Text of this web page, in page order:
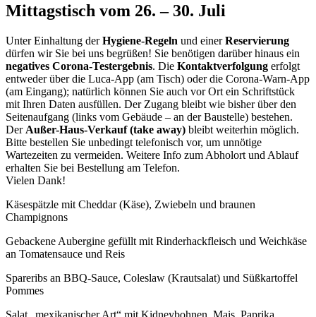
Mittagstisch vom 26. – 30. Juli
Unter Einhaltung derHygiene-Regeln und einerReservierung
dürfen wir Sie bei uns begrüßen! Sie benötigen darüber hinaus ein
negatives Corona-Testergebnis. Die Kontaktverfolgung erfolgt
entweder über die Luca-App (am Tisch) oder die Corona-Warn-App
(am Eingang); natürlich können Sie auch vor Ort ein Schriftstück
mit Ihren Daten ausfüllen. Der Zugang bleibt wie bisher über den
Seitenaufgang (links vom Gebäude – an der Baustelle) bestehen.
Der Außer-Haus-Verkauf (take away) bleibt weiterhin möglich.
Bitte bestellen Sie unbedingt telefonisch vor, um unnötige
Wartezeiten zu vermeiden. Weitere Info zum Abholort und Ablauf
erhalten Sie bei Bestellung am Telefon.
Vielen Dank!
Käsespätzle mit Cheddar (Käse), Zwiebeln und braunen
Champignons
Gebackene Aubergine gefüllt mit Rinderhackfleisch und Weichkäse
an Tomatensauce und Reis
Spareribs an BBQ-Sauce, Coleslaw (Krautsalat) und Süßkartoffel
Pommes
Salat „mexikanischer Art“ mit Kidneybohnen, Mais, Paprika,